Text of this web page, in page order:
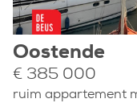
Oostende
€ 385 000
ruim appartement